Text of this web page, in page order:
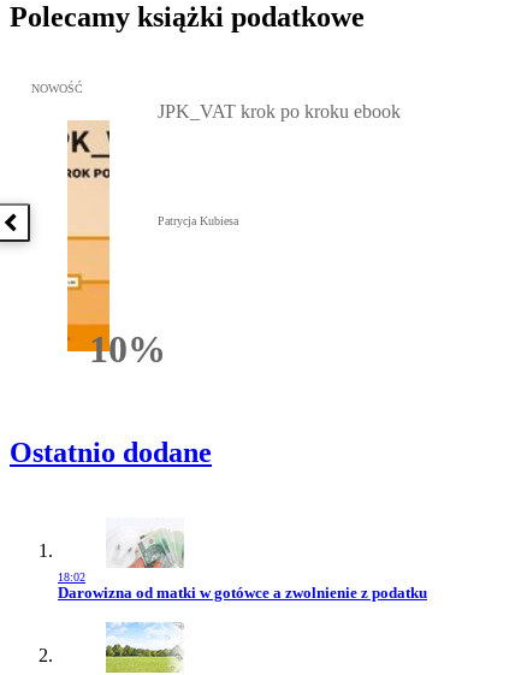
Polecamy książki podatkowe
Poprzednia książka
Przejdź do: JPK_VAT krok po kroku ebook, Patrycja Kubiesa -
NOWOŚĆ
10%Rabatu
JPK_VAT krok po kroku ebook
Patrycja Kubiesa
Ostatnio dodane
18:02
Przejdź do artykułu:
Darowizna od matki w gotówce a zwolnienie z podatku